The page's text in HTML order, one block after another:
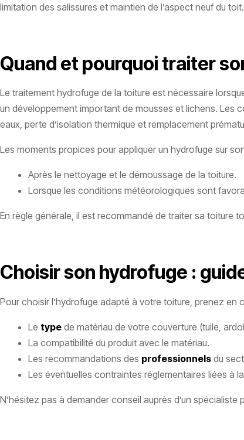
limitation des salissures et maintien de l’aspect neuf du toit.
Quand et pourquoi traiter
Le traitement hydrofuge de la toiture est nécessaire
un développement important de mousses et lichens. Les
eaux, perte d’isolation thermique et remplacement
Les moments propices pour appliquer un hydrofuge sur
Après le nettoyage et le démoussage de la toiture.
Lorsque les conditions météorologiques sont
En règle générale, il est recommandé de traiter sa toiture
Choisir son hydrofuge :
Pour choisir l’hydrofuge adapté à votre toiture, prenez en
Le type de matériau de votre couverture (tuile,
La compatibilité du produit avec le matériau.
Les recommandations des professionnels du
Les éventuelles contraintes réglementaires liées à
N’hésitez pas à demander conseil auprès d’un